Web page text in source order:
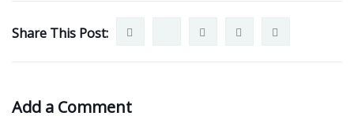
Share This Post:
Add a Comment